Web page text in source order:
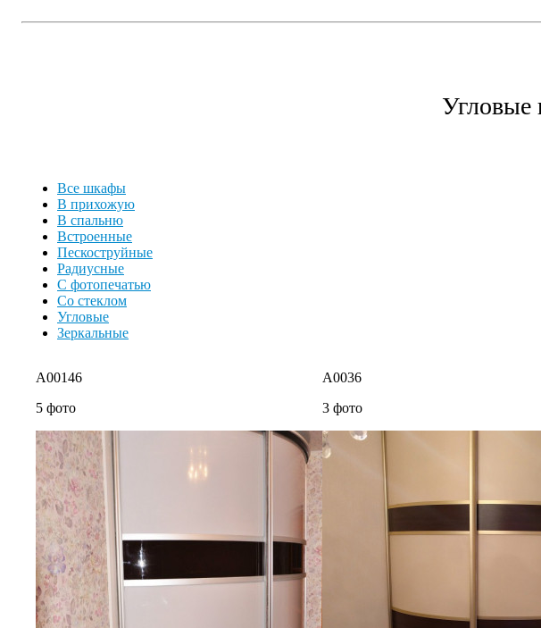
Угловые
Все шкафы
В прихожую
В спальню
Встроенные
Пескоструйные
Радиусные
С фотопечатью
Со стеклом
Угловые
Зеркальные
A00146
5 фото
A0036
3 фото